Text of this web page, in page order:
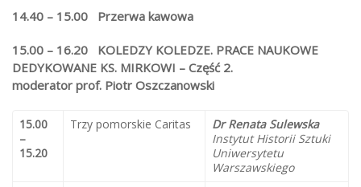
14.40 – 15.00 Przerwa kawowa
15.00 – 16.20 KOLEDZY KOLEDZE. PRACE NAUKOWE
DEDYKOWANE KS. MIRKOWI – Część 2.
moderator prof. Piotr Oszczanowski
15.00
–
15.20
Trzy pomorskie Caritas
Dr Renata Sulewska
Instytut Historii Sztuki
Uniwersytetu
Warszawskiego